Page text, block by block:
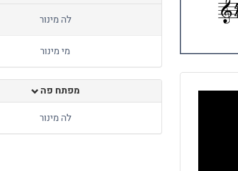
לה מינור
מי מינור
מפתח פה
לה מינור